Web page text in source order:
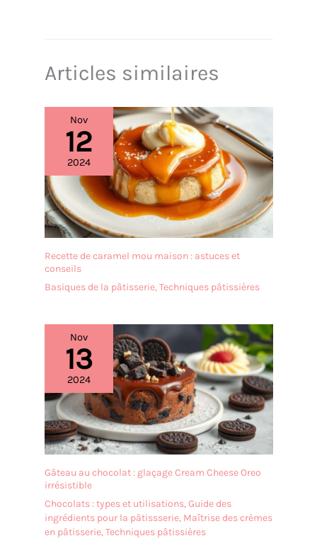
Articles similaires
Nov
12
2024
Recette de caramel mou maison : astuces et
conseils
Basiques de la pâtisserie,Techniques pâtissières
Nov
13
2024
Gâteau au chocolat : glaçage Cream Cheese Oreo
irrésistible
Chocolats : types et utilisations,Guide des
ingrédients pour la pâtissserie, Maîtrise des crèmes
en pâtisserie,Techniques pâtissières